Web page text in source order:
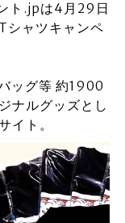
ト.jpは4月29日
シャツキャンペ
ッグ等 約1900
ナルグッズとし
イト。